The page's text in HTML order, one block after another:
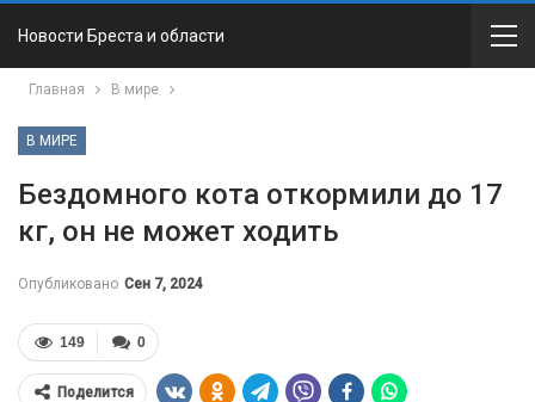
Новости Бреста и области
Главная В мире
В МИРЕ
Бездомного кота откормили до 17
кг, он не может ходить
Опубликовано Сен 7, 2024
0
149
Поделится